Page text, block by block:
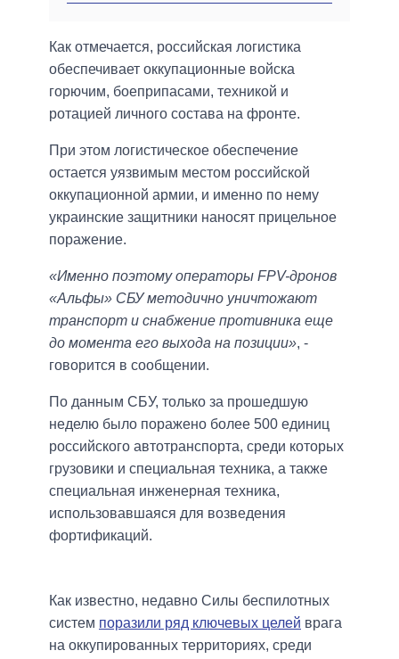
Как отмечается, российская логистика
обеспечивает оккупационные войска
горючим, боеприпасами, техникой и
ротацией личного состава на фронте.
При этом логистическое обеспечение
остается уязвимым местом российской
оккупационной армии, и именно по нему
украинские защитники наносят прицельное
поражение.
«Именно поэтому операторы FPV-дронов
«Альфы» СБУ методично уничтожают
транспорт и снабжение противника еще
до момента его выхода на позиции», -
говорится в сообщении.
По данным СБУ, только за прошедшую
неделю было поражено более 500 единиц
российского автотранспорта, среди которых
грузовики и специальная техника, а также
специальная инженерная техника,
использовавшаяся для возведения
фортификаций.
Как известно, недавно Силы беспилотных
систем поразили ряд ключевых целей врага
на оккупированных территориях, среди